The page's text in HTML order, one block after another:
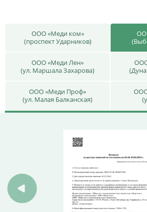
ООО «Меди ком»
(проспект Ударников)
ООО «Меди Лен»
(ул. Маршала Захарова)
ООО «Меди Проф»
(ул. Малая Балканская)
ООО